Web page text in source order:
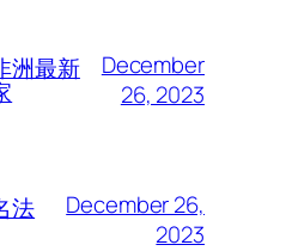
洲最新
December
26, 2023
法
December 26,
2023